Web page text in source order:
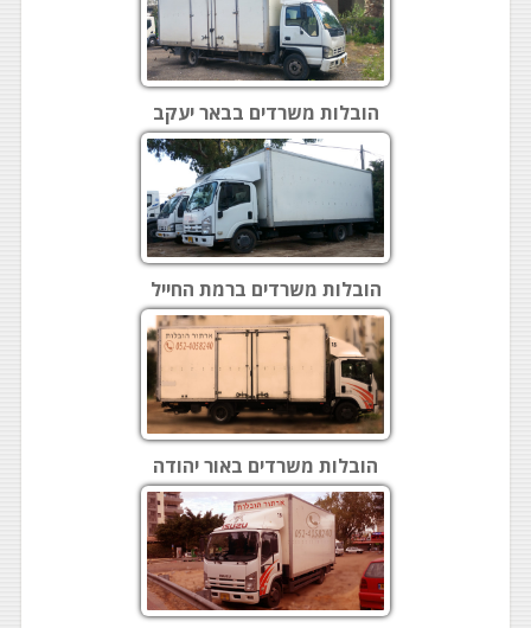
הובלות משרדים בבאר יעקב
הובלות משרדים ברמת החייל
הובלות משרדים באור יהודה